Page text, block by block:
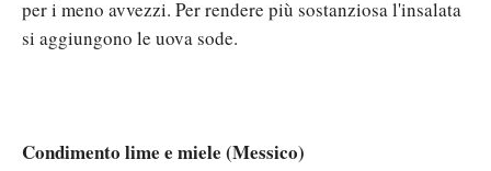
per i meno avvezzi. Per rendere più sostanziosa l'insalata
si aggiungono le uova sode.
Condimento lime e miele (Messico)